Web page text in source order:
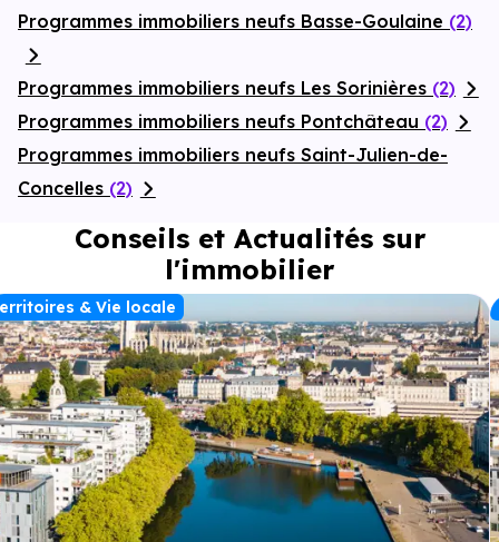
Programmes immobiliers neufs Basse-Goulaine (2)
Programmes immobiliers neufs Les Sorinières (2)
Programmes immobiliers neufs Pontchâteau (2)
Programmes immobiliers neufs Saint-Julien-de-
Concelles (2)
Conseils et Actualités sur
l'immobilier
& Vie locale